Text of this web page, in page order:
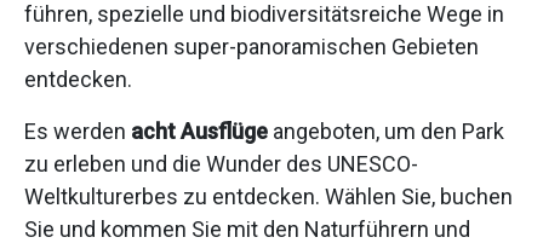
führen, spezielle und biodiversitätsreiche Wege in
verschiedenen super-panoramischen Gebieten
entdecken.
Es werden acht Ausflüge angeboten, um den Park
zu erleben und die Wunder des UNESCO-
Weltkulturerbes zu entdecken. Wählen Sie, buchen
Sie und kommen Sie mit den Naturführern und